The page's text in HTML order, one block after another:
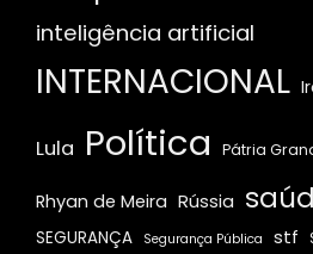
inteligência artificial
INTERNACIONAL
Lula Política Pátria
Rhyan de Meira Rússia
SEGURANÇA Segurança Pública stf